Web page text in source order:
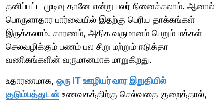
தனிப்பட்ட முடிவு தானே என்று பலர் நினைக்கலாம். ஆனால்
பொருளாதார பார்வையில் இதற்கு பெரிய தாக்கங்கள்
இருக்கலாம். காரணம், அதிக வருமானம் பெறும் மக்கள்
செலவழிக்கும் பணம் பல சிறு மற்றும் நடுத்தர
வணிகங்களின் வருமானமாக மாறுகிறது.
உதாரணமாக, ஒரு IT ஊழியர் வார இறுதியில்
குடும்பத்துடன்உணவகத்திற்கு செல்வதை குறைத்தால்,